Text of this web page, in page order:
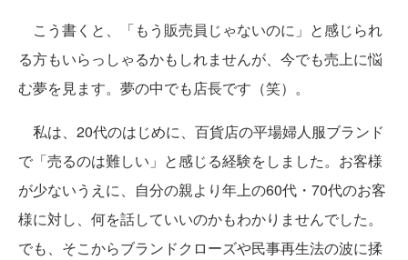
こう書くと、「もう販売員じゃないのに」と感じられ
る方もいらっしゃるかもしれませんが、今でも売上に悩
む夢を見ます。夢の中でも店長です（笑）。
私は、20代のはじめに、百貨店の平場婦人服ブランド
で「売るのは難しい」と感じる経験をしました。お客様
が少ないうえに、自分の親より年上の60代・70代のお客
様に対し、何を話していいのかもわかりませんでした。
でも、そこからブランドクローズや民事再生法の波に揉